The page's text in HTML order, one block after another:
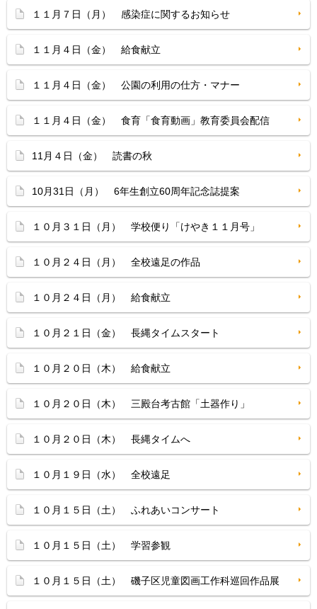
１１月７日（月） 感染症に関するお知らせ
１１月４日（金） 給食献立
１１月４日（金） 公園の利用の仕方・マナー
１１月４日（金） 食育「食育動画」教育委員会配信
11月４日（金） 読書の秋
10月31日（月） 6年生創立60周年記念誌提案
１０月３１日（月） 学校便り「けやき１１月号」
１０月２４日（月） 全校遠足の作品
１０月２４日（月） 給食献立
１０月２１日（金） 長縄タイムスタート
１０月２０日（木） 給食献立
１０月２０日（木） 三殿台考古館「土器作り」
１０月２０日（木） 長縄タイムへ
１０月１９日（水） 全校遠足
１０月１５日（土） ふれあいコンサート
１０月１５日（土） 学習参観
１０月１５日（土） 磯子区児童図画工作科巡回作品展